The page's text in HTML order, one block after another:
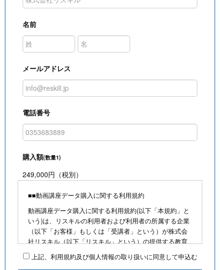
名前
メールアドレス
電話番号
購入額(数量1)
249,000円（税別）
■■動画講座データ購入に関する利用規約
動画講座データ購入に関する利用規約(以下「本規約」と
いう)は、リスキルの利用者および利用者の所属する企業
（以下「お客様」もしくは「受講者」という）が株式会
社リスキル（以下「リスキル」という）の提供する教育
研修動画等(以下、リスキルが制作・販売・録画・配信等
する教育研修に係る動画及びテキスト等を総称して「著
上記、利用規約及び個人情報の取り扱いに同意して申込む